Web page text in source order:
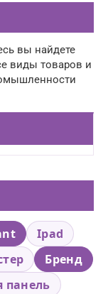
вы найдете
виды товаров и
Ipad
Бренд
панель